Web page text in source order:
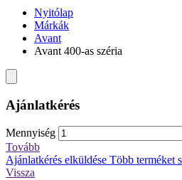
Nyitólap
Márkák
Avant
Avant 400-as széria
Ajánlatkérés
Mennyiség
Tovább
Ajánlatkérés elküldése Több terméket
Vissza